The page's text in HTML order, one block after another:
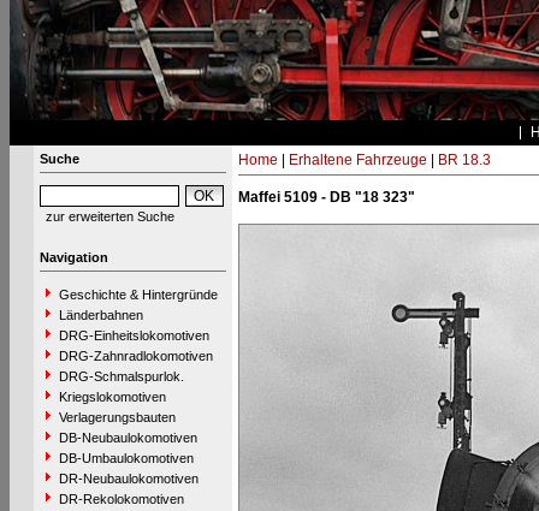
Suche
zur erweiterten Suche
Navigation
Geschichte & Hintergründe
Länderbahnen
DRG-Einheitslokomotiven
DRG-Zahnradlokomotiven
DRG-Schmalspurlok.
Kriegslokomotiven
Verlagerungsbauten
DB-Neubaulokomotiven
DB-Umbaulokomotiven
DR-Neubaulokomotiven
DR-Rekolokomotiven
Home Erhaltene Fahrzeuge BR 18.3
Maffei 5109 - DB "18 323"